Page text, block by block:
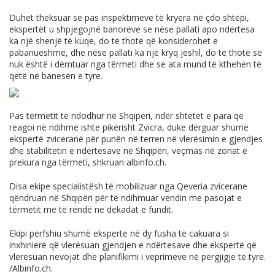
Duhet theksuar se pas inspektimeve të kryera në çdo shtëpi,
ekspertët u shpjegojnë banorëve se nëse pallati apo ndërtesa
ka një shenjë të kuqe, do të thotë që konsiderohet e
pabanueshme, dhe nëse pallati ka një kryq jeshil, do të thotë se
nuk është i dëmtuar nga tërmeti dhe se ata mund të kthehen të
qetë në banesën e tyre.
Pas tërmetit të ndodhur në Shqipëri, ndër shtetet e para që
reagoi në ndihmë ishte pikërisht Zvicra, duke dërguar shumë
ekspertë zviceranë për punën në terren në vlerësimin e gjendjes
dhe stabilitetin e ndërtesave në Shqipëri, veçmas në zonat e
prekura nga tërmeti, shkruan albinfo.ch.
Disa ekipe specialistësh të mobilizuar nga Qeveria zvicerane
qëndruan në Shqipëri për të ndihmuar vendin me pasojat e
tërmetit më të rëndë në dekadat e fundit.
Ekipi përfshiu shumë ekspertë në dy fusha të cakuara si
inxhinierë që vlerësuan gjendjen e ndërtesave dhe ekspertë që
vlerësuan nevojat dhe planifikimi i veprimeve në përgjigje të tyre.
/Albinfo.ch.